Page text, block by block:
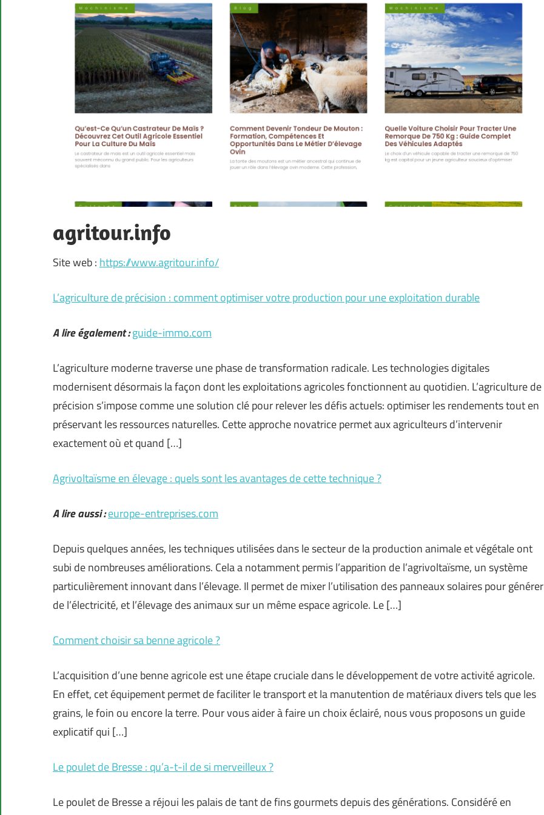
agritour.info
Site web : https://www.agritour.info/
L’agriculture de précision : comment optimiser votre production pour une exploitation durable
A lire également :guide-immo.com
L’agriculture moderne traverse une phase de transformation radicale. Les technologies digitales
modernisent désormais la façon dont les exploitations agricoles fonctionnent au quotidien. L’agriculture de
précision s’impose comme une solution clé pour relever les défis actuels: optimiser les rendements tout en
préservant les ressources naturelles. Cette approche novatrice permet aux agriculteurs d’intervenir
exactement où et quand […]
Agrivoltaïsme en élevage : quels sont les avantages de cette technique ?
A lire aussi :europe-entreprises.com
Depuis quelques années, les techniques utilisées dans le secteur de la production animale et végétale ont
subi de nombreuses améliorations. Cela a notamment permis l’apparition de l’agrivoltaïsme, un système
particulièrement innovant dans l’élevage. Il permet de mixer l’utilisation des panneaux solaires pour générer
de l’électricité, et l’élevage des animaux sur un même espace agricole. Le […]
Comment choisir sa benne agricole ?
L’acquisition d’une benne agricole est une étape cruciale dans le développement de votre activité agricole.
En effet, cet équipement permet de faciliter le transport et la manutention de matériaux divers tels que les
grains, le foin ou encore la terre. Pour vous aider à faire un choix éclairé, nous vous proposons un guide
explicatif qui […]
Le poulet de Bresse : qu’a-t-il de si merveilleux ?
Le poulet de Bresse a réjoui les palais de tant de fins gourmets depuis des générations. Considéré en